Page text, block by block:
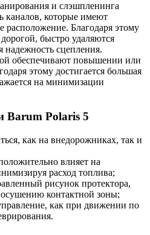
и слэшпленинга
каналов, которые имеют
расположение. Благодаря этому
быстро удаляются
надежность сцепления.
обеспечивают повышении или
этому достигается большая
на минимизации
Barum Polaris 5
как на внедорожниках, так и
влияет на
расход топлива;
рисунок протектора,
контактной зоны;
как при движении по